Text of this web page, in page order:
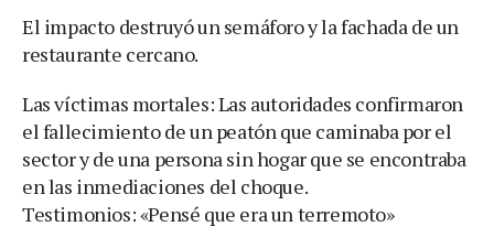
El impacto destruyó un semáforo y la fachada de un
restaurante cercano.
Las víctimas mortales: Las autoridades confirmaron
el fallecimiento de un peatón que caminaba por el
sector y de una persona sin hogar que se encontraba
en las inmediaciones del choque.
Testimonios: «Pensé que era un terremoto»